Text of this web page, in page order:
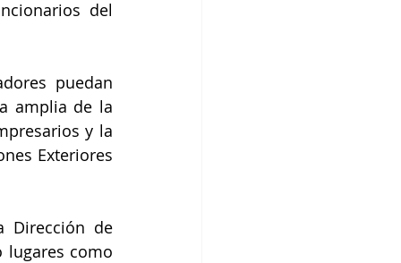
del
puedan
amplia de la
y la
Exteriores
Dirección de
lugares como